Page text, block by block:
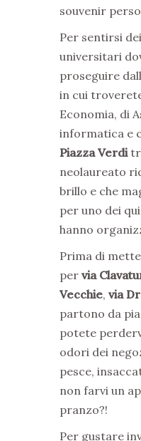
souvenir
Per sentirsi
universitari
proseguire
in cui
Economia, di
informatica e
Piazza Verdi
neolaureato
brillo e che
per uno dei
hanno
Prima di
per via
Vecchie, via
partono da
potete
odori dei
pesce,
non farvi un
pranzo?!
Per gustare